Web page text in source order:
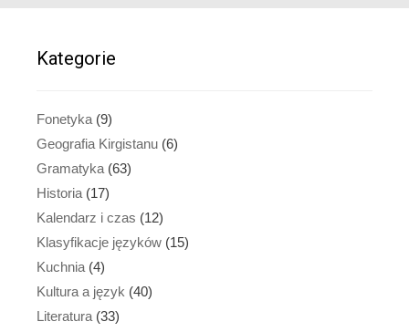
Kategorie
Fonetyka(9)
Geografia Kirgistanu (6)
Gramatyka(63)
Historia(17)
Kalendarz i czas (12)
Klasyfikacje języków (15)
Kuchnia(4)
Kultura a język (40)
Literatura(33)